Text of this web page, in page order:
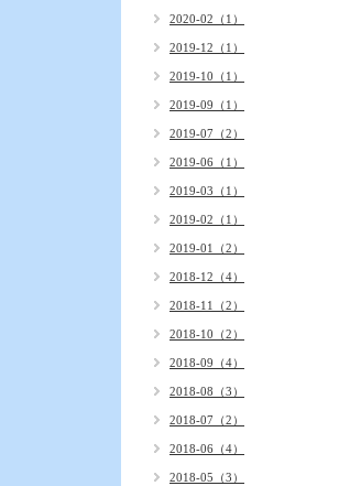
2020-02（1）
2019-12（1）
2019-10（1）
2019-09（1）
2019-07（2）
2019-06（1）
2019-03（1）
2019-02（1）
2019-01（2）
2018-12（4）
2018-11（2）
2018-10（2）
2018-09（4）
2018-08（3）
2018-07（2）
2018-06（4）
2018-05（3）